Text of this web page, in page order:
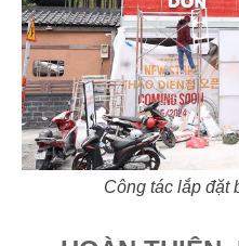
Công tác lắp đặt
105
TRỐNG CƠM
CN Mega Mall - Q.9